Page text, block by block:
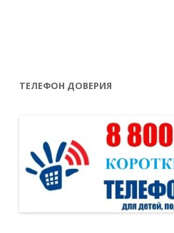
ТЕЛЕФОН ДОВЕРИЯ